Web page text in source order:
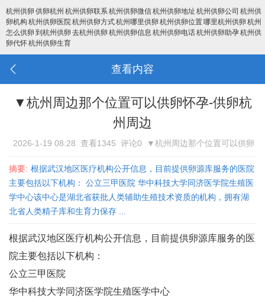
杭州供卵 供卵杭州 杭州供卵联系杭州供卵微信杭州供卵地址 杭州供卵公司 杭州供
卵机构 杭州供卵医院杭州供卵方式杭州哪里供卵 杭州供卵位置哪里杭州供卵 杭州
怎么供卵 到杭州供卵 去杭州供卵 杭州供卵信息 杭州供卵电话杭州供卵助孕杭州供
卵代怀杭州供卵生育
查看内容
▼杭州周边那个位置可以供卵怀孕-供卵杭
州周边
2026-1-19 08:28 查看1345 评论0
▼杭州周边那个位置可以供卵
摘要: 根据武汉地区医疗机构公开信息，目前提供卵源库服务的医院
主要包括以下机构： 公立三甲医院 华中科技大学同济医学院生殖医
学中心‌该中心是湖北省获批人类辅助生殖技术资质的机构，拥有湖
北省人类精子库和生育力保存 ...
根据武汉地区医疗机构公开信息，目前提供卵源库服务的医
院主要包括以下机构：
公立三甲医院
华中科技大学同济医学院生殖医学中心‌